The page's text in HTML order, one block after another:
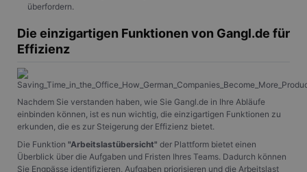
überfordern.
Die einzigartigen Funktionen von Gangl.de für
Effizienz
Nachdem Sie verstanden haben, wie Sie Gangl.de in Ihre Abläufe
einbinden können, ist es nun wichtig, die einzigartigen Funktionen zu
erkunden, die es zur Steigerung der Effizienz bietet.
Die Funktion "Arbeitslastübersicht" der Plattform bietet einen
Überblick über die Aufgaben und Fristen Ihres Teams. Dadurch können
Sie Engpässe identifizieren, Aufgaben priorisieren und die Arbeitslast